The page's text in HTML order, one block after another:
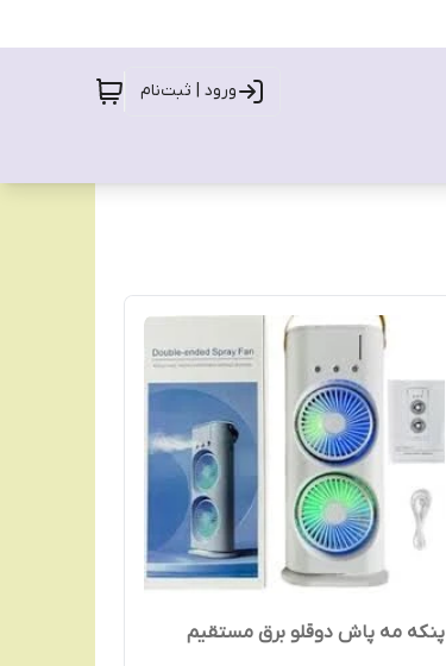
ورود | ثبت‌نام
پنکه مه پاش دوقلو برق مستقیم